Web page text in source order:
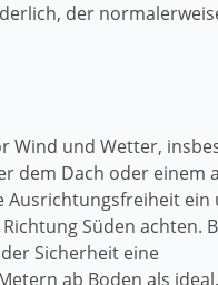
der
Wind und Wetter,
dem Dach oder einem
Ausrichtungsfreiheit ein
Süden achten.
Sicherheit eine
ab Boden als